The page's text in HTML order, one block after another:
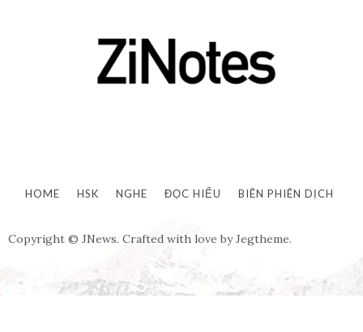
HOME HSK NGHE ĐỌC HIỂU BIÊN PHIÊN DỊCH
Copyright © JNews. Crafted with love by Jegtheme.